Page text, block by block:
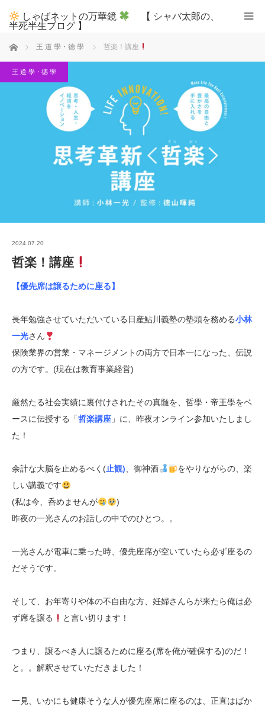
しゃばネットの万華鏡
【 シャバ太郎の、
半死半生ブログ 】
ホーム 王 道 學・德 學 哲楽！講座
王 道 學・德 學
2024.07.20
哲楽！講座
【優先席は譲るために座る】
長年勉強させていただいている日産鮎川義塾の塾頭を務める小林
一光さん
保険業界の営業・マネージメントの両方で日本一になった、伝説
の方です。(現在は教育事業経営)
厳然たる社会実績に裏付けされたその真髄を、哲學・帝王學をベ
ースに伝授する「哲楽講座 」に、昨夜オンライン参加いたしまし
た！
余計な大脳を止めるべく(止観) 、御神酒
をやりながらの、楽
しい講義です
(私は今、呑めませんが
)
昨夜の一光さんのお話しの中でのひとつ。。
一光さんが電車に乗った時、優先座席が空いていたら必ず座るの
だそうです。
そして、お年寄りや体の不自由な方、妊婦さんらが来たら俺は必
ず席を譲る
と言い切ります！
つまり、譲るべき人に譲るために座る(席を俺が確保する)のだ！
と。。解釈させていただきました！
一見、いかにも健康そうな人が優先座席に座るのは、正直はばか